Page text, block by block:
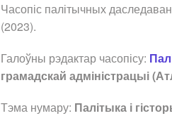
Часопіс палітычных
(2023).
Галоўны рэдактар часопісу:
грамадскай адміністрацыі
Тэма нумару: Палітыка і